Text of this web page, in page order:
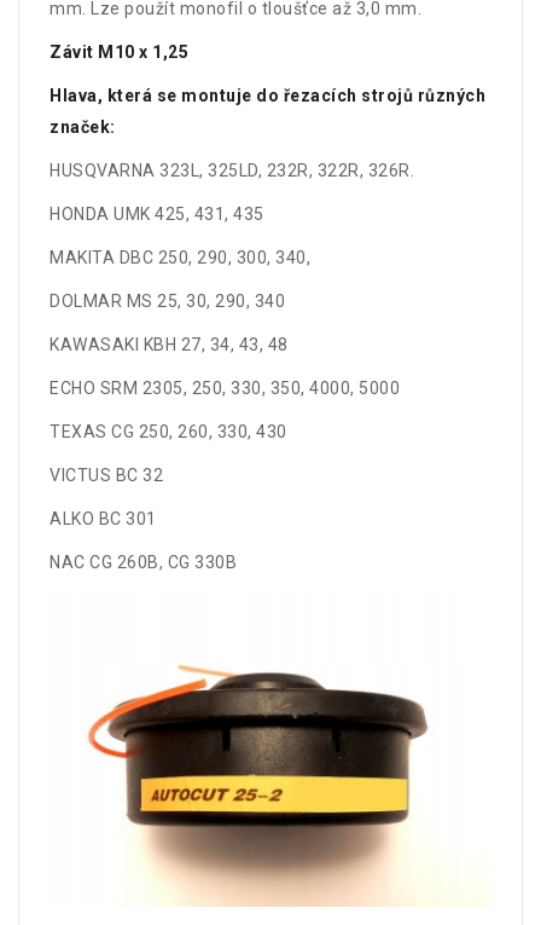
mm. Lze použít monofil o tloušťce až 3,0 mm.
Závit M10 x 1,25
Hlava, která se montuje do řezacích strojů různých
značek:
HUSQVARNA 323L, 325LD, 232R, 322R, 326R.
HONDA UMK 425, 431, 435
MAKITA DBC 250, 290, 300, 340,
DOLMAR MS 25, 30, 290, 340
KAWASAKI KBH 27, 34, 43, 48
ECHO SRM 2305, 250, 330, 350, 4000, 5000
TEXAS CG 250, 260, 330, 430
VICTUS BC 32
ALKO BC 301
NAC CG 260B, CG 330B